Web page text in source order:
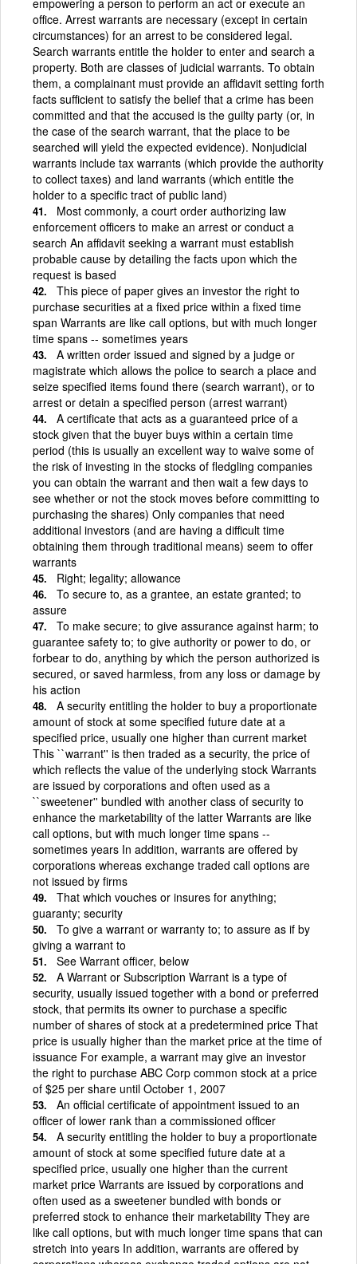
office. Arrest warrants are necessary (except in certain
circumstances) for an arrest to be considered legal.
Search warrants entitle the holder to enter and search a
property. Both are classes of judicial warrants. To obtain
them, a complainant must provide an affidavit setting forth
facts sufficient to satisfy the belief that a crime has been
committed and that the accused is the guilty party (or, in
the case of the search warrant, that the place to be
searched will yield the expected evidence). Nonjudicial
warrants include tax warrants (which provide the authority
to collect taxes) and land warrants (which entitle the
holder to a specific tract of public land)
Most commonly, a court order authorizing law
enforcement officers to make an arrest or conduct a
search An affidavit seeking a warrant must establish
probable cause by detailing the facts upon which the
request is based
This piece of paper gives an investor the right to
purchase securities at a fixed price within a fixed time
span Warrants are like call options, but with much longer
time spans -- sometimes years
A written order issued and signed by a judge or
magistrate which allows the police to search a place and
seize specified items found there (search warrant), or to
arrest or detain a specified person (arrest warrant)
A certificate that acts as a guaranteed price of a
stock given that the buyer buys within a certain time
period (this is usually an excellent way to waive some of
the risk of investing in the stocks of fledgling companies
you can obtain the warrant and then wait a few days to
see whether or not the stock moves before committing to
purchasing the shares) Only companies that need
additional investors (and are having a difficult time
obtaining them through traditional means) seem to offer
warrants
Right; legality; allowance
To secure to, as a grantee, an estate granted; to
assure
To make secure; to give assurance against harm; to
guarantee safety to; to give authority or power to do, or
forbear to do, anything by which the person authorized is
secured, or saved harmless, from any loss or damage by
his action
A security entitling the holder to buy a proportionate
amount of stock at some specified future date at a
specified price, usually one higher than current market
This ``warrant'' is then traded as a security, the price of
which reflects the value of the underlying stock Warrants
are issued by corporations and often used as a
``sweetener'' bundled with another class of security to
enhance the marketability of the latter Warrants are like
call options, but with much longer time spans --
sometimes years In addition, warrants are offered by
corporations whereas exchange traded call options are
not issued by firms
That which vouches or insures for anything;
guaranty; security
To give a warrant or warranty to; to assure as if by
giving a warrant to
See Warrant officer, below
A Warrant or Subscription Warrant is a type of
security, usually issued together with a bond or preferred
stock, that permits its owner to purchase a specific
number of shares of stock at a predetermined price That
price is usually higher than the market price at the time of
issuance For example, a warrant may give an investor
the right to purchase ABC Corp common stock at a price
of $25 per share until October 1, 2007
An official certificate of appointment issued to an
officer of lower rank than a commissioned officer
A security entitling the holder to buy a proportionate
amount of stock at some specified future date at a
specified price, usually one higher than the current
market price Warrants are issued by corporations and
often used as a sweetener bundled with bonds or
preferred stock to enhance their marketability They are
like call options, but with much longer time spans that can
stretch into years In addition, warrants are offered by